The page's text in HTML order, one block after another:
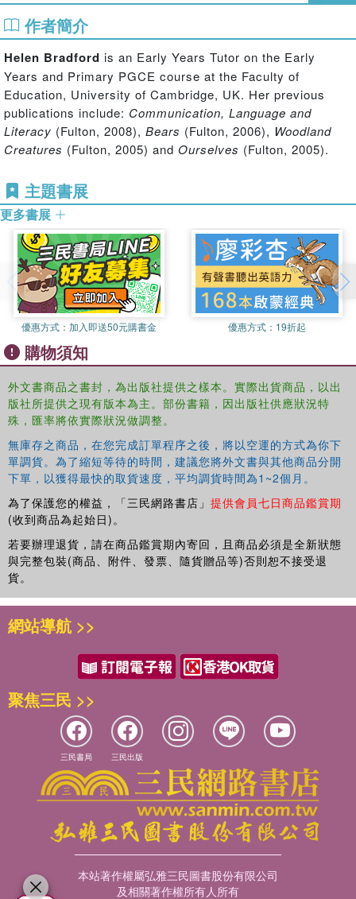
It is widely known that babies and infants will flourish in an
environment that supports and promotes their learning and
development. But what constitutes an appropriate
environment for children under three?
Drawing on recent research, this book explores the
concept of an appropriate environment, both within and
beyond the early years setting. It sets this within the
context of child development and practically demonstrates
how a high quality environment can be created for babies
and children under three that supports their learning and
development.
Features include:
clear explanation of relevant theories
case studies and examples of good practice
focus points for readers
Providing a wealth of practical ideas and activities, this
handy text provides detailed guidance on how to develop
an appropriate indoor and outdoor environment for babies
and children under three to help practitioners ensure
effective outcomes for the youngest children in their care.
作者簡介
Helen Bradford is an Early Years Tutor on the Early
Years and Primary PGCE course at the Faculty of
Education, University of Cambridge, UK. Her previous
publications include: Communication, Language and
Literacy (Fulton, 2008), Bears (Fulton, 2006), Woodland
Creatures (Fulton, 2005) and Ourselves (Fulton, 2005).
主題書展
更多書展
優惠方式： 加入即送50元購書金 優惠方式： 19折起
購物須知
外文書商品之書封，為出版社提供之樣本。實際出貨商品，以出
版社所提供之現有版本為主。部份書籍，因出版社供應狀況特
殊，匯率將依實際狀況做調整。
無庫存之商品，在您完成訂單程序之後，將以空運的方式為你下
單調貨。為了縮短等待的時間，建議您將外文書與其他商品分開
下單，以獲得最快的取貨速度，平均調貨時間為1~2個月。
為了保護您的權益，「三民網路書店」 提供會員七日商品鑑賞期
(收到商品為起始日)。
若要辦理退貨，請在商品鑑賞期內寄回，且商品必須是全新狀態
與完整包裝(商品、附件、發票、隨貨贈品等)否則恕不接受退
貨。
網站導航 >>
聚焦三民 >>
三民書局 三民出版
本站著作權屬弘雅三民圖書股份有限公司
及相關著作權所有人所有